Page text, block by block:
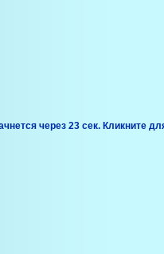
через 23 сек. Кликните